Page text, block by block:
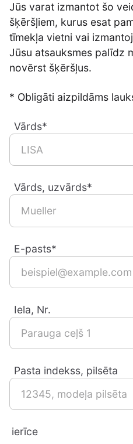
Jūs varat izmantot šo
šķēršļiem, kurus esat
tīmekļa vietni vai
Jūsu atsauksmes palīdz
novērst šķēršļus.
* Obligāti aizpildāms
Vārds*
Vārds, uzvārds*
E-pasts*
Iela, Nr.
Pasta indekss, pilsēta
ierīce